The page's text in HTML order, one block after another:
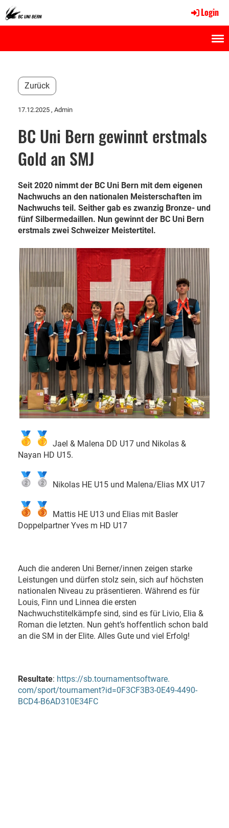
Login
Zurück
17.12.2025 , Admin
BC Uni Bern gewinnt erstmals
Gold an SMJ
Seit 2020 nimmt der BC Uni Bern mit dem eigenen
Nachwuchs an den nationalen Meisterschaften im
Nachwuchs teil. Seither gab es zwanzig Bronze- und
fünf Silbermedaillen. Nun gewinnt der BC Uni Bern
erstmals zwei Schweizer Meistertitel.
Jael & Malena DD U17 und Nikolas &
Nayan HD U15.
Nikolas HE U15 und Malena/Elias MX U17
Mattis HE U13 und Elias mit Basler
Doppelpartner Yves m HD U17
Auch die anderen Uni Berner/innen zeigen starke
Leistungen und dürfen stolz sein, sich auf höchsten
nationalen Niveau zu präsentieren. Während es für
Louis, Finn und Linnea die ersten
Nachwuchstitelkämpfe sind, sind es für Livio, Elia &
Roman die letzten. Nun geht’s hoffentlich schon bald
an die SM in der Elite. Alles Gute und viel Erfolg!
Resultate: https://sb.tournamentsoftware.
com/sport/tournament?id=0F3CF3B3-0E49-4490-
BCD4-B6AD310E34FC